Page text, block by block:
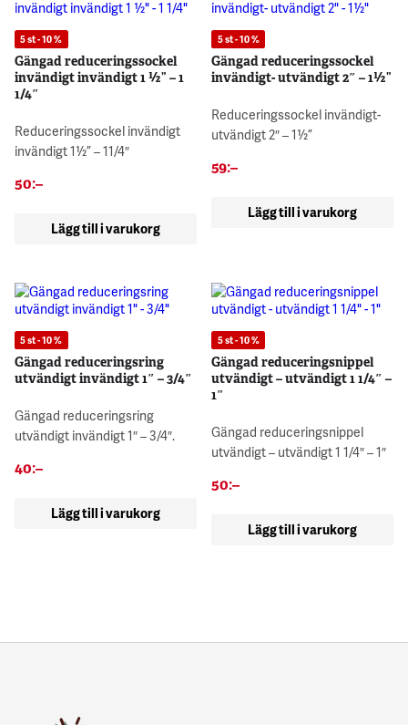
5 st - 10 %
Gängad reduceringssockel
invändigt invändigt 1 ½” – 1
1/4″
Reduceringssockel invändigt
invändigt 1½” – 11/4″
50:–
Lägg till i varukorg
5 st - 10 %
Gängad reduceringssockel
invändigt- utvändigt 2″ – 1½”
Reduceringssockel invändigt-
utvändigt 2″ – 1½”
59:–
Lägg till i varukorg
5 st - 10 %
Gängad reduceringsring
utvändigt invändigt 1″ – 3/4″
Gängad reduceringsring
utvändigt invändigt 1″ – 3/4″.
40:–
Lägg till i varukorg
5 st - 10 %
Gängad reduceringsnippel
utvändigt – utvändigt 1 1/4″ –
1″
Gängad reduceringsnippel
utvändigt – utvändigt 1 1/4″ – 1″
50:–
Lägg till i varukorg